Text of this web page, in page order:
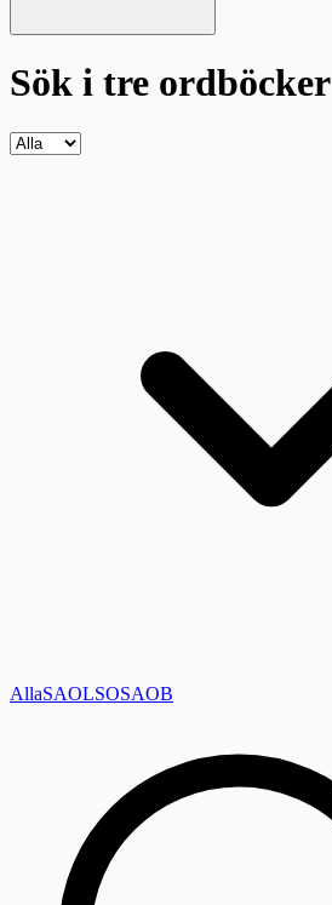
Sök i tre ordböcker
AllaSAOLSOSAOB